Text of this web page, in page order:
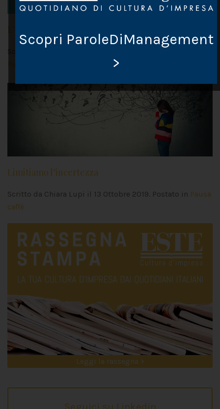
Scritto da Chiara Lupi il
Limitiamo l’incertezza
Scritto da Chiara Lupi il 13 Ottobre 2019. Postato in Pausa
caffè
Leggi la rassegna >
Scopri ParoleDiManagement
>